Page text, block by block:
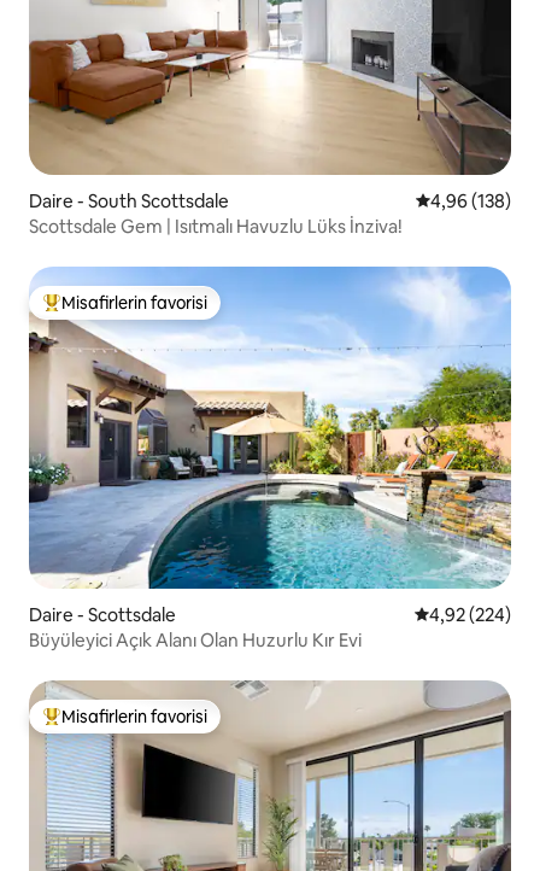
Daire - South Scottsdale 5 üzerinden
4,96 (138)
Scottsdale Gem | Isıtmalı Havuzlu Lüks İnziva!
Misafirlerin favorilerinden en beğenilenler arasında
Misafirlerin favorisi
Daire - Scottsdale 5 üzerinden
4,92 (224)
Büyüleyici Açık Alanı Olan Huzurlu Kır Evi
Misafirlerin favorilerinden en beğenilenler arasında
Misafirlerin favorisi